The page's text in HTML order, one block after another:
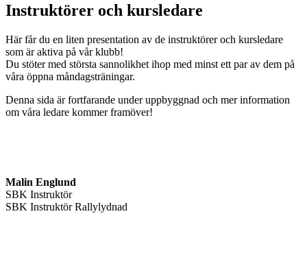
Instruktörer och kursledare
Här får du en liten presentation av de instruktörer och kursledare
som är aktiva på vår klubb!
Du stöter med största sannolikhet ihop med minst ett par av dem på
våra öppna måndagsträningar.
Denna sida är fortfarande under uppbyggnad och mer information
om våra ledare kommer framöver!
Malin Englund
SBK Instruktör
SBK Instruktör Rallylydnad